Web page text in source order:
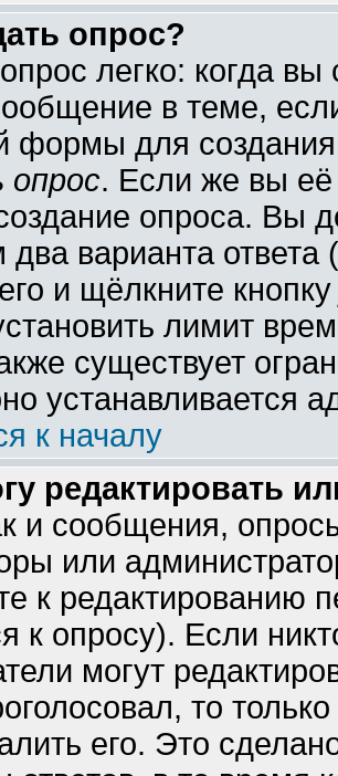
опрос?
легко: когда
в теме,
формы для
опрос. Если же вы её
опроса. Вы
варианта ответа
и щёлкните
лимит
существует
устанавливается
к началу
редактировать
и сообщения,
или
к редактированию
к опросу). Если
могут
то
его. Это